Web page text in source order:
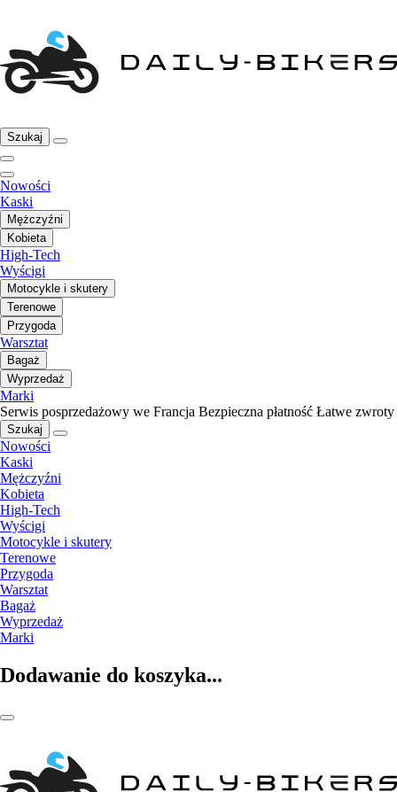
Szukaj
Nowości
Kaski
Mężczyźni
Kobieta
High-Tech
Wyścigi
Motocykle i skutery
Terenowe
Przygoda
Warsztat
Bagaż
Wyprzedaż
Marki
Serwis posprzedażowy we Francja Bezpieczna płatność Łatwe zwroty
Szukaj
Nowości
Kaski
Mężczyźni
Kobieta
High-Tech
Wyścigi
Motocykle i skutery
Terenowe
Przygoda
Warsztat
Bagaż
Wyprzedaż
Marki
Dodawanie do koszyka...